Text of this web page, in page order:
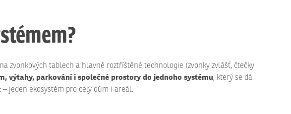
zvonkových tablech a hlavně roztříštěné technologie (zvonky zvlášť, čtečky
výtahy, parkování i společné prostory do jednoho systému, který se dá
– jeden ekosystém pro celý dům i areál.